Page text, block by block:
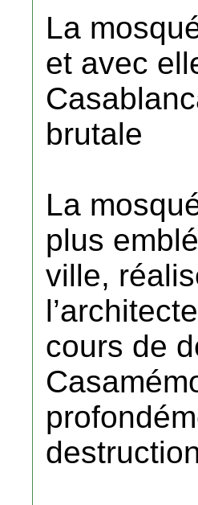
La
et avec
brutale
La
plus
ville,
cours de